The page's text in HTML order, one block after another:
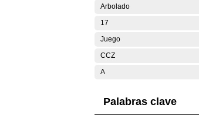
Arbolado
17
Juego
CCZ
A
Palabras clave